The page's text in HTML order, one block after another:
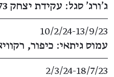
ג'ורג' סגל: עקידת יצחק 1973
13/9/23
​-​
10/2/24
עמוס גיתאי: כיפור,
18/7/23
​-​
2/3/24